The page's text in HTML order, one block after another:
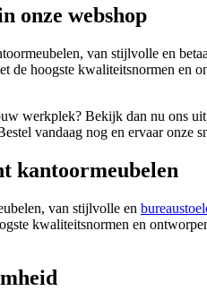
onze webshop
van stijlvolle en
de hoogste kwaliteitsnormen
werkplek? Bekijk dan nu ons
vandaag nog en ervaar onze
kantoormeubelen
van stijlvolle en
kwaliteitsnormen en